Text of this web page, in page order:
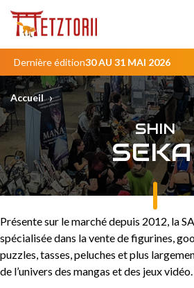
Contenu
principal
Dernière édition30 AU 31 MAI 2026
Accueil ›
SHIN
Présente sur le marché depuis 2012, la
spécialisée dans la vente de figurines,
puzzles, tasses, peluches et plus
de l’univers des mangas et des jeux vidéo.